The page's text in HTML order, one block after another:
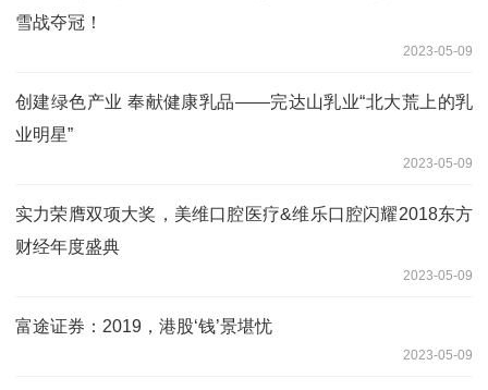
雪战夺冠！
2023-05-09
创建绿色产业 奉献健康乳品——完达山乳业“北大荒上的乳
业明星”
2023-05-09
实力荣膺双项大奖，美维口腔医疗&维乐口腔闪耀2018东方
财经年度盛典
2023-05-09
富途证券：2019，港股‘钱’景堪忧
2023-05-09